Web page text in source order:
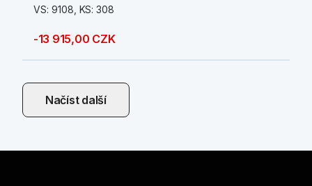
VS: 9108, KS: 308
-13 915,00 CZK
Načíst další